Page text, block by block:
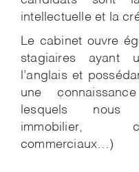
intellectuelle et la
Le cabinet ouvre
stagiaires ayant
l’anglais et
une
lesquels nous
immobilier,
commerciaux…)